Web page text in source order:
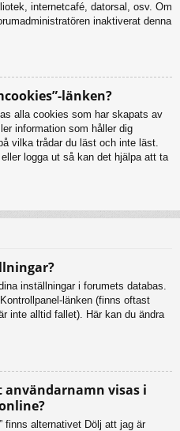
internetcafé, datorsal, osv. Om
inaktiverat denna
länken?
alla cookies som har skapats av
information som håller dig
vilka trådar du läst och inte läst.
logga ut så kan det hjälpa att ta
inställningar i forumets databas.
länken (finns oftast
inte alltid fallet). Här kan du ändra
visas i
finns alternativet Dölj att jag är